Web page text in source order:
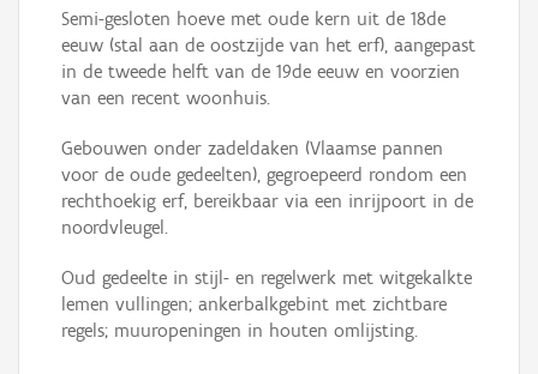
Semi-gesloten hoeve met oude kern uit de 18de
eeuw (stal aan de oostzijde van het erf), aangepast
in de tweede helft van de 19de eeuw en voorzien
van een recent woonhuis.
Gebouwen onder zadeldaken (Vlaamse pannen
voor de oude gedeelten), gegroepeerd rondom een
rechthoekig erf, bereikbaar via een inrijpoort in de
noordvleugel.
Oud gedeelte in stijl- en regelwerk met witgekalkte
lemen vullingen; ankerbalkgebint met zichtbare
regels; muuropeningen in houten omlijsting.